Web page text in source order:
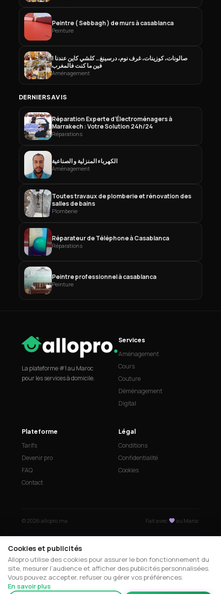
Peintre ( Sebbagh ) de murs à casablanca
Peinture
صالونات، كوزينات، غرف نوم، درسينغ… كلشي كاين عندنا !
فين ما كنت فالمغرب
Aménagement
DERNIERS AVIS
Réparation Experte d’Électroménagers à
Marrakech : Votre Solution 24h/24
Réparations
الكهرباء المنزلية و الصناعية
Aménagement
Toutes travaux de plomberie et rénovation des
salles de bains
Plomberie
Réparateur de Téléphone à Casablanca
Réparations
Peintre professionnel à casablanca
Peinture
La plateforme #1 au Maroc
pour les services à domicile.
Services
Aménagement
Cours
Couture
Déménagement
Digital
Plateforme
Tarifs
Devenir pro
FAQ
Contact
Légal
Conditions
Confidentialité
Cookies
© 2026 allopro.ma Fait avec au Maroc
Cookies et publicités
Allopro utilise des cookies pour assurer le bon fonctionnement du
site, mesurer l’audience et afficher des publicités personnalisées.
Vous pouvez accepter, refuser ou gérer vos préférences.
En savoir plus